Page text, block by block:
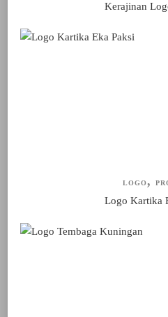
Kerajinan
LOGO
Logo Kartika